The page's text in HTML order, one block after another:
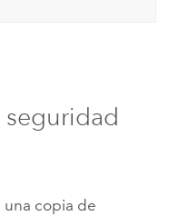
seguridad
una copia de